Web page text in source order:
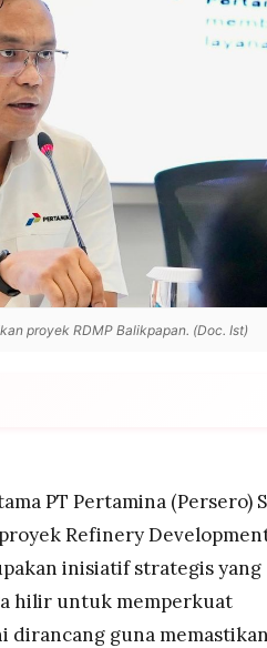
proyek RDMP Balikpapan. (Doc. Ist)
Euro V ramah lingkungan
melalui fasilitas CDU,
masing 1 juta barel di Lawe-
PT Pertamina (Persero)
Refinery
inisiatif strategis yang
hilir untuk memperkuat
dirancang guna memastikan